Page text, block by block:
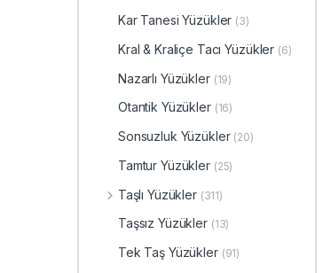
Kar Tanesi Yüzükler (3)
Kral & Kraliçe Tacı Yüzükler (6)
Nazarlı Yüzükler (19)
Otantik Yüzükler (16)
Sonsuzluk Yüzükler (20)
Tamtur Yüzükler (25)
Taşlı Yüzükler (311)
Taşsız Yüzükler (13)
Tek Taş Yüzükler (91)